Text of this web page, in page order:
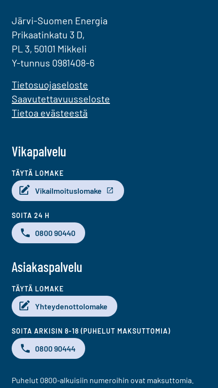
Järvi-Suomen Energia
Prikaatinkatu 3 D,
PL 3, 50101 Mikkeli
Y-tunnus 0981408-6
Tietosuojaseloste
Saavutettavuusseloste
Tietoa evästeestä
Vikapalvelu
TÄYTÄ LOMAKE
Vikailmoituslomake
SOITA 24 H
0800 90440
Asiakaspalvelu
TÄYTÄ LOMAKE
Yhteydenottolomake
SOITA ARKISIN 8-18 (PUHELUT MAKSUTTOMIA)
0800 90444
Puhelut 0800-alkuisiin numeroihin ovat maksuttomia.